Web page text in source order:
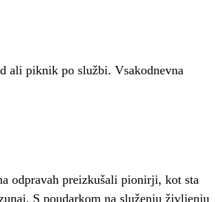
ali piknik po službi. Vsakodnevna
odpravah preizkušali pionirji, kot sta
S poudarkom na služenju življenju